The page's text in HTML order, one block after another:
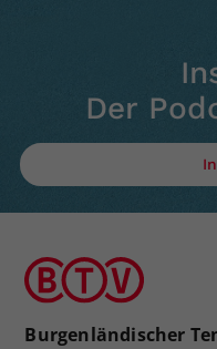
Der
Burgenländischer